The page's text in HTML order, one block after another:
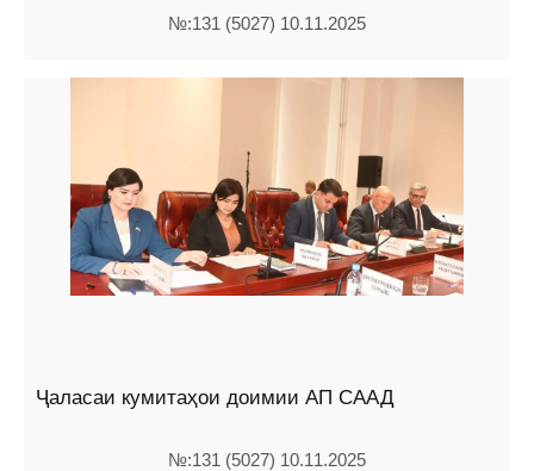
№:131 (5027) 10.11.2025
Ҷаласаи кумитаҳои доимии АП СААД
№:131 (5027) 10.11.2025